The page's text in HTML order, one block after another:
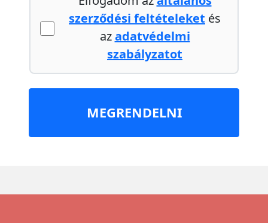
szerződési feltételeket és
azadatvédelmi
szabályzatot
MEGRENDELNI